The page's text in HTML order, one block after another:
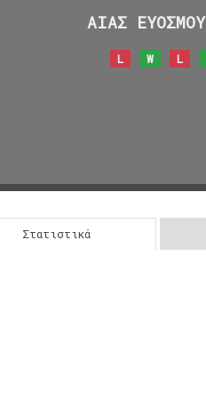
ΑΙΑΣ
L W L
Στατιστικά